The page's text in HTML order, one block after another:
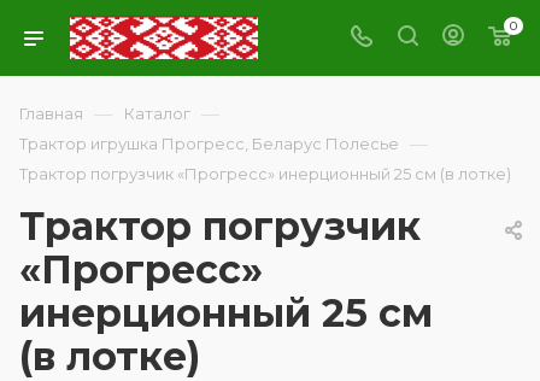
0
Главная — Каталог —
Трактор игрушка Прогресс, Беларус Полесье —
Трактор погрузчик «Прогресс» инерционный 25 см (в лотке)
Трактор погрузчик
«Прогресс»
инерционный 25 см
(в лотке)